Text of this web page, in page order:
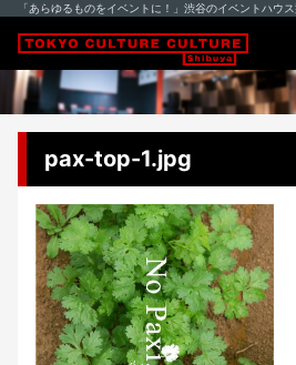
「あらゆるものをイベントに！」渋谷のイベントハウ
pax-top-1.jpg